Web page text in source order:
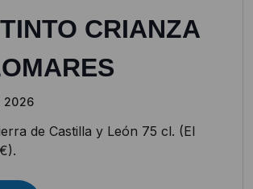
CRIANZA
2026
de Castilla y León 75 cl. (El